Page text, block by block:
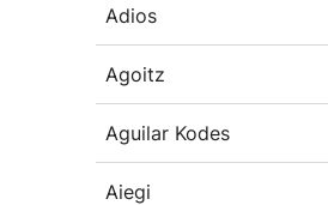
Adios
Agoitz
Aguilar Kodes
Aiegi